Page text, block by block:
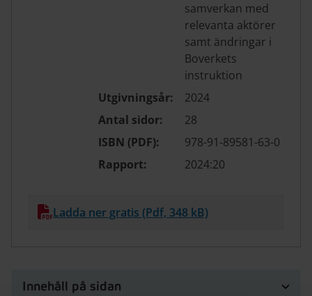
samverkan med
relevanta aktörer
samt ändringar i
Boverkets
instruktion
Utgivningsår:
2024
Antal sidor:
28
ISBN (PDF):
978-91-89581-63-0
Rapport:
2024:20
Ladda ner gratis (Pdf, 348 kB)
Innehåll på sidan